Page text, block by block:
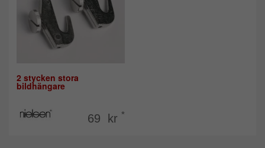
2 stycken stora
bildhängare
69 kr *